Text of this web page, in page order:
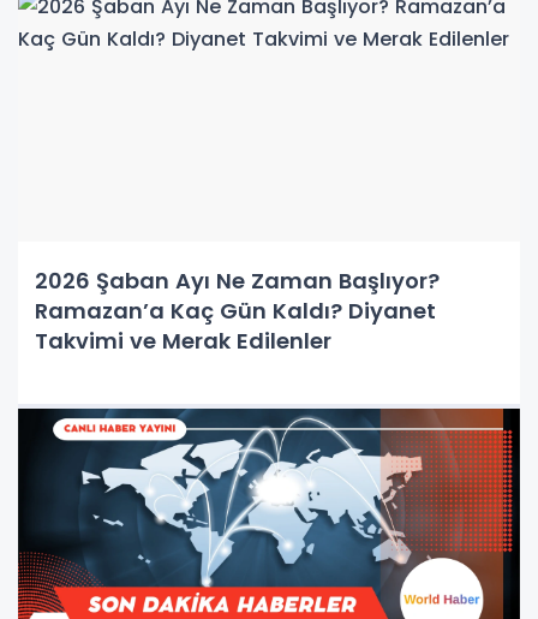
2026 Şaban Ayı Ne Zaman Başlıyor?
Ramazan’a Kaç Gün Kaldı? Diyanet
Takvimi ve Merak Edilenler